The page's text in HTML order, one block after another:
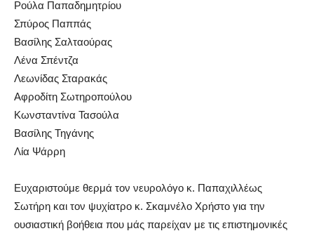
Ρούλα Παπαδημητρίου
Σπύρος Παππάς
Βασίλης Σαλταούρας
Λένα Σπέντζα
Λεωνίδας Σταρακάς
Αφροδίτη Σωτηροπούλου
Κωνσταντίνα Τασούλα
Βασίλης Τηγάνης
Λία Ψάρρη
Ευχαριστούμε θερμά τον νευρολόγο κ. Παπαχιλλέως
Σωτήρη και τον ψυχίατρο κ. Σκαμνέλο Χρήστο για την
ουσιαστική βοήθεια που μάς παρείχαν με τις επιστημονικές